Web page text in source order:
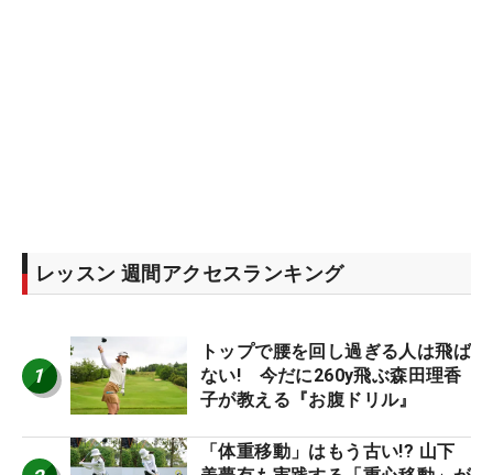
レッスン 週間アクセスランキング
1
トップで腰を回し過ぎる人は飛ば
ない! 今だに260y飛ぶ森田理香
子が教える『お腹ドリル』
「体重移動」はもう古い!? 山下